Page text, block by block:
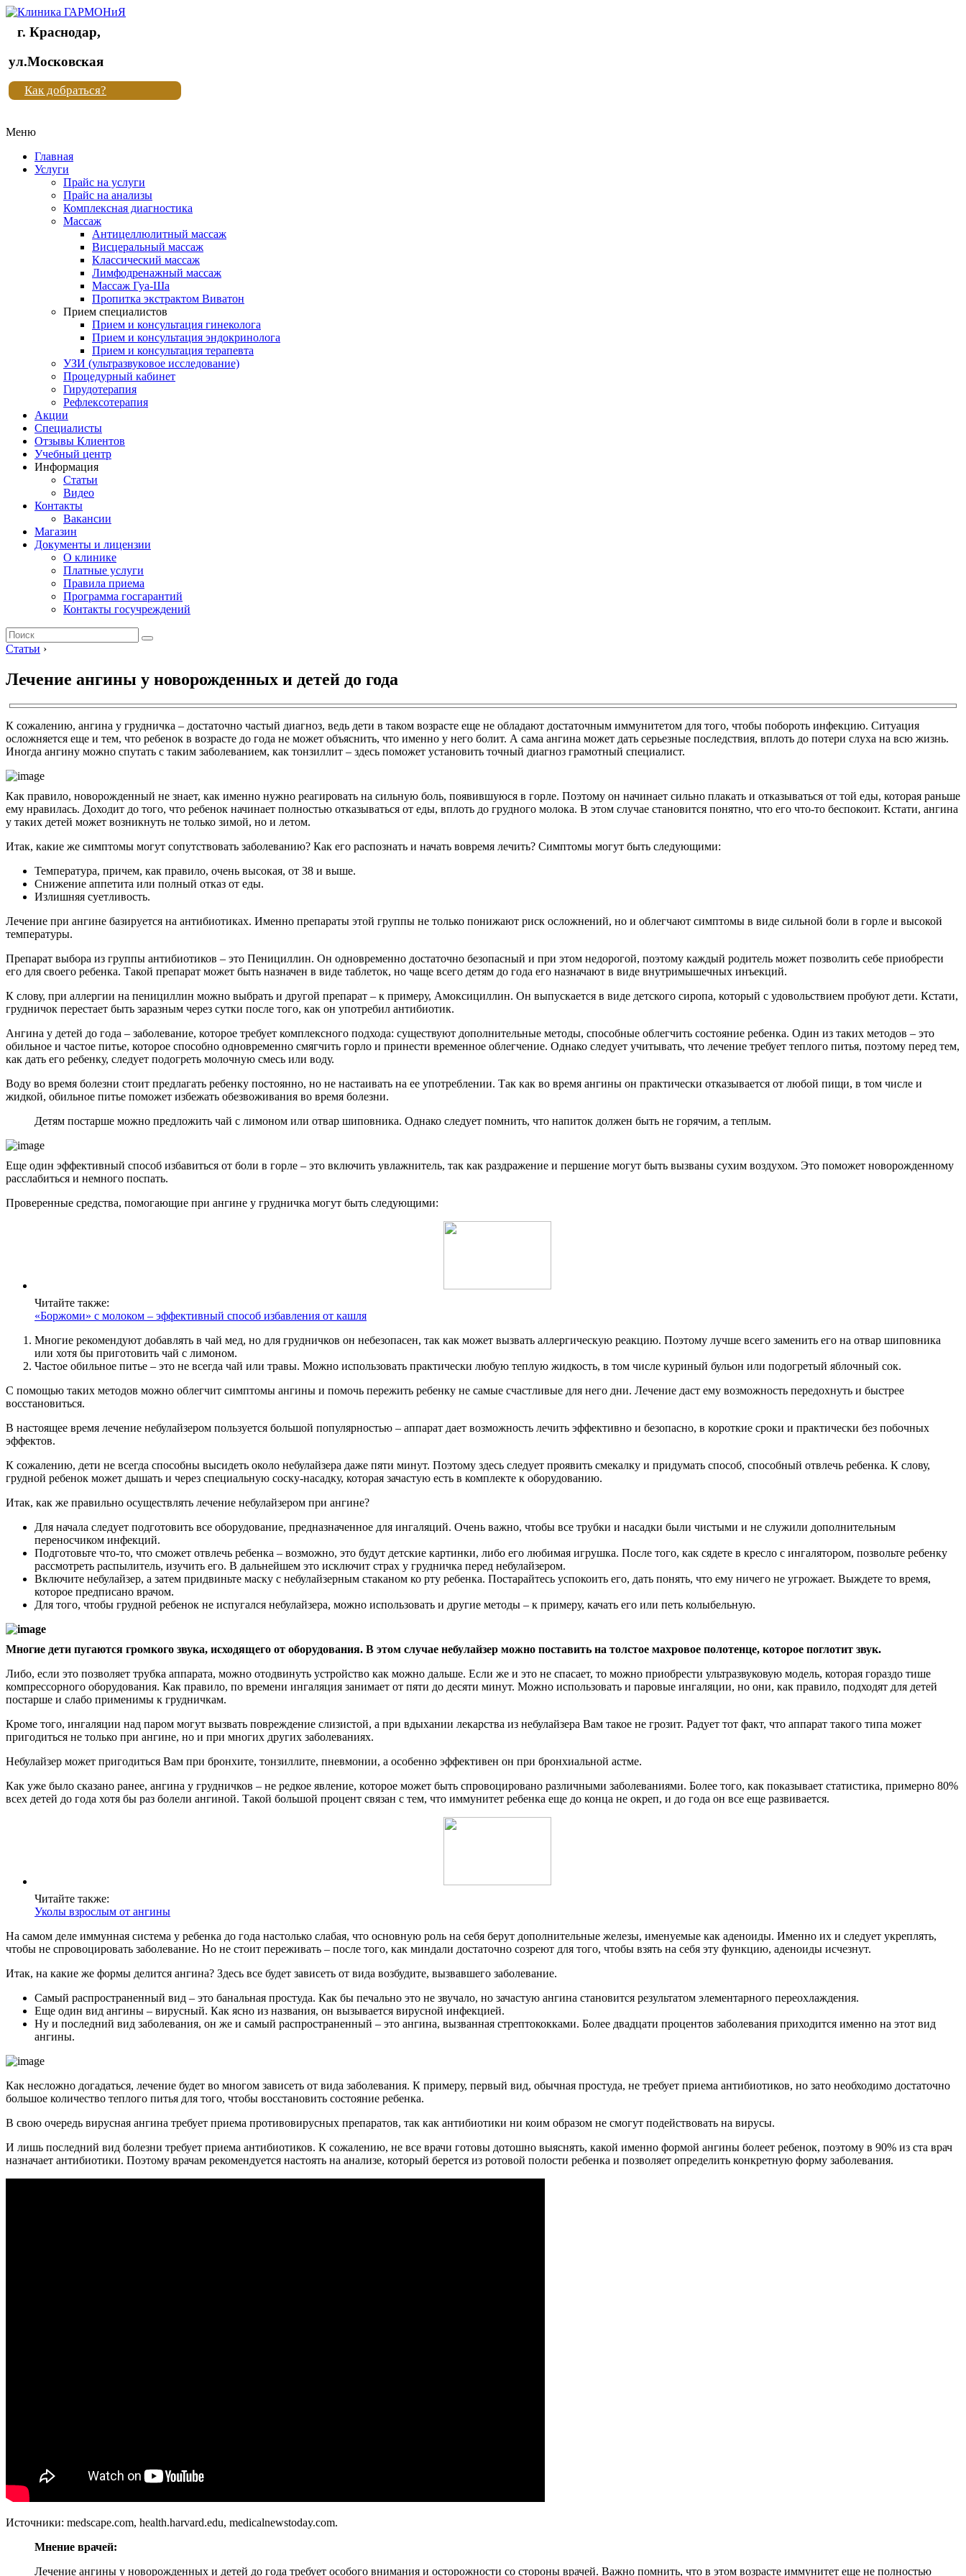
Клиника
"Новая
жизнь"
Клиника
жизнь"
г. Краснодар,
ул.Московская
Как добраться?
Меню
Главная
Услуги
Прайс на услуги
Прайс на анализы
Комплексная диагностика
Массаж
Антицеллюлитный массаж
Висцеральный массаж
Классический массаж
Лимфодренажный массаж
Массаж Гуа-Ша
Пропитка экстрактом Виватон
Прием специалистов
Прием и консультация гинеколога
Прием и консультация эндокринолога
Прием и консультация терапевта
УЗИ (ультразвуковое исследование)
Процедурный кабинет
Гирудотерапия
Рефлексотерапия
Акции
Специалисты
Отзывы Клиентов
Учебный центр
Информация
Статьи
Видео
Контакты
Вакансии
Магазин
Документы и лицензии
О клинике
Платные услуги
Правила приема
Программа госгарантий
Контакты госучреждений
Статьи ›
Лечение ангины у новорожденных и детей до года
К сожалению, ангина у грудничка – достаточно частый диагноз, ведь дети в таком возрасте еще не обладают достаточным иммунитетом для того, чтобы побороть инфекцию. Ситуация
осложняется еще и тем, что ребенок в возрасте до года не может объяснить, что именно у него болит. А сама ангина может дать серьезные последствия, вплоть до потери слуха на всю жизнь.
Иногда ангину можно спутать с таким заболеванием, как тонзиллит – здесь поможет установить точный диагноз грамотный специалист.
Как правило, новорожденный не знает, как именно нужно реагировать на сильную боль, появившуюся в горле. Поэтому он начинает сильно плакать и отказываться от той еды, которая раньше
ему нравилась. Доходит до того, что ребенок начинает полностью отказываться от еды, вплоть до грудного молока. В этом случае становится понятно, что его что-то беспокоит. Кстати, ангина
у таких детей может возникнуть не только зимой, но и летом.
Итак, какие же симптомы могут сопутствовать заболеванию? Как его распознать и начать вовремя лечить? Симптомы могут быть следующими:
Температура, причем, как правило, очень высокая, от 38 и выше.
Снижение аппетита или полный отказ от еды.
Излишняя суетливость.
Лечение при ангине базируется на антибиотиках. Именно препараты этой группы не только понижают риск осложнений, но и облегчают симптомы в виде сильной боли в горле и высокой
температуры.
Препарат выбора из группы антибиотиков – это Пенициллин. Он одновременно достаточно безопасный и при этом недорогой, поэтому каждый родитель может позволить себе приобрести
его для своего ребенка. Такой препарат может быть назначен в виде таблеток, но чаще всего детям до года его назначают в виде внутримышечных инъекций.
К слову, при аллергии на пенициллин можно выбрать и другой препарат – к примеру, Амоксициллин. Он выпускается в виде детского сиропа, который с удовольствием пробуют дети. Кстати,
грудничок перестает быть заразным через сутки после того, как он употребил антибиотик.
Ангина у детей до года – заболевание, которое требует комплексного подхода: существуют дополнительные методы, способные облегчить состояние ребенка. Один из таких методов – это
обильное и частое питье, которое способно одновременно смягчить горло и принести временное облегчение. Однако следует учитывать, что лечение требует теплого питья, поэтому перед тем,
как дать его ребенку, следует подогреть молочную смесь или воду.
Воду во время болезни стоит предлагать ребенку постоянно, но не настаивать на ее употреблении. Так как во время ангины он практически отказывается от любой пищи, в том числе и
жидкой, обильное питье поможет избежать обезвоживания во время болезни.
Детям постарше можно предложить чай с лимоном или отвар шиповника. Однако следует помнить, что напиток должен быть не горячим, а теплым.
Еще один эффективный способ избавиться от боли в горле – это включить увлажнитель, так как раздражение и першение могут быть вызваны сухим воздухом. Это поможет новорожденному
расслабиться и немного поспать.
Проверенные средства, помогающие при ангине у грудничка могут быть следующими:
Читайте также:
«Боржоми» с молоком – эффективный способ избавления от кашля
Многие рекомендуют добавлять в чай мед, но для грудничков он небезопасен, так как может вызвать аллергическую реакцию. Поэтому лучше всего заменить его на отвар шиповника
или хотя бы приготовить чай с лимоном.
Частое обильное питье – это не всегда чай или травы. Можно использовать практически любую теплую жидкость, в том числе куриный бульон или подогретый яблочный сок.
С помощью таких методов можно облегчит симптомы ангины и помочь пережить ребенку не самые счастливые для него дни. Лечение даст ему возможность передохнуть и быстрее
восстановиться.
В настоящее время лечение небулайзером пользуется большой популярностью – аппарат дает возможность лечить эффективно и безопасно, в короткие сроки и практически без побочных
эффектов.
К сожалению, дети не всегда способны высидеть около небулайзера даже пяти минут. Поэтому здесь следует проявить смекалку и придумать способ, способный отвлечь ребенка. К слову,
грудной ребенок может дышать и через специальную соску-насадку, которая зачастую есть в комплекте к оборудованию.
Итак, как же правильно осуществлять лечение небулайзером при ангине?
Для начала следует подготовить все оборудование, предназначенное для ингаляций. Очень важно, чтобы все трубки и насадки были чистыми и не служили дополнительным
переносчиком инфекций.
Подготовьте что-то, что сможет отвлечь ребенка – возможно, это будут детские картинки, либо его любимая игрушка. После того, как сядете в кресло с ингалятором, позвольте ребенку
рассмотреть распылитель, изучить его. В дальнейшем это исключит страх у грудничка перед небулайзером.
Включите небулайзер, а затем придвиньте маску с небулайзерным стаканом ко рту ребенка. Постарайтесь успокоить его, дать понять, что ему ничего не угрожает. Выждете то время,
которое предписано врачом.
Для того, чтобы грудной ребенок не испугался небулайзера, можно использовать и другие методы – к примеру, качать его или петь колыбельную.
Многие дети пугаются громкого звука, исходящего от оборудования. В этом случае небулайзер можно поставить на толстое махровое полотенце, которое поглотит звук.
Либо, если это позволяет трубка аппарата, можно отодвинуть устройство как можно дальше. Если же и это не спасает, то можно приобрести ультразвуковую модель, которая гораздо тише
компрессорного оборудования. Как правило, по времени ингаляция занимает от пяти до десяти минут. Можно использовать и паровые ингаляции, но они, как правило, подходят для детей
постарше и слабо применимы к грудничкам.
Кроме того, ингаляции над паром могут вызвать повреждение слизистой, а при вдыхании лекарства из небулайзера Вам такое не грозит. Радует тот факт, что аппарат такого типа может
пригодиться не только при ангине, но и при многих других заболеваниях.
Небулайзер может пригодиться Вам при бронхите, тонзиллите, пневмонии, а особенно эффективен он при бронхиальной астме.
Как уже было сказано ранее, ангина у грудничков – не редкое явление, которое может быть спровоцировано различными заболеваниями. Более того, как показывает статистика, примерно 80%
всех детей до года хотя бы раз болели ангиной. Такой большой процент связан с тем, что иммунитет ребенка еще до конца не окреп, и до года он все еще развивается.
Читайте также:
Уколы взрослым от ангины
На самом деле иммунная система у ребенка до года настолько слабая, что основную роль на себя берут дополнительные железы, именуемые как аденоиды. Именно их и следует укреплять,
чтобы не спровоцировать заболевание. Но не стоит переживать – после того, как миндали достаточно созреют для того, чтобы взять на себя эту функцию, аденоиды исчезнут.
Итак, на какие же формы делится ангина? Здесь все будет зависеть от вида возбудите, вызвавшего заболевание.
Самый распространенный вид – это банальная простуда. Как бы печально это не звучало, но зачастую ангина становится результатом элементарного переохлаждения.
Еще один вид ангины – вирусный. Как ясно из названия, он вызывается вирусной инфекцией.
Ну и последний вид заболевания, он же и самый распространенный – это ангина, вызванная стрептококками. Более двадцати процентов заболевания приходится именно на этот вид
ангины.
Как несложно догадаться, лечение будет во многом зависеть от вида заболевания. К примеру, первый вид, обычная простуда, не требует приема антибиотиков, но зато необходимо достаточно
большое количество теплого питья для того, чтобы восстановить состояние ребенка.
В свою очередь вирусная ангина требует приема противовирусных препаратов, так как антибиотики ни коим образом не смогут подействовать на вирусы.
И лишь последний вид болезни требует приема антибиотиков. К сожалению, не все врачи готовы дотошно выяснять, какой именно формой ангины болеет ребенок, поэтому в 90% из ста врач
назначает антибиотики. Поэтому врачам рекомендуется настоять на анализе, который берется из ротовой полости ребенка и позволяет определить конкретную форму заболевания.
Источники: medscape.com, health.harvard.edu, medicalnewstoday.com.
Мнение врачей:
Лечение ангины у новорожденных и детей до года требует особого внимания и осторожности со стороны врачей. Важно помнить, что в этом возрасте иммунитет еще не полностью